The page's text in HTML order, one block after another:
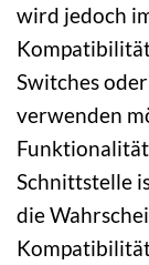
wird jedoch
Switches
verwenden
Funktionalität
Schnittstelle
die